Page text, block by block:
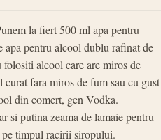
la fiert 500 ml apa pentru
apa pentru alcool dublu rafinat de
alcool care are miros de
fara miros de fum sau cu gust
din comert, gen Vodka.
si putina zeama de lamaie pentru
timpul racirii siropului.